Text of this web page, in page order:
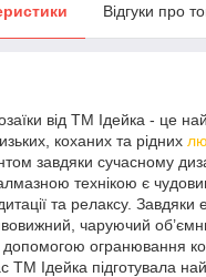
Відгуки про
від ТМ Ідейка - це
коханих та рідних
завдяки сучасному
технікою є
та релаксу. Завдяки
чаруючий
допомогою огранювання
ТМ Ідейка підготувала